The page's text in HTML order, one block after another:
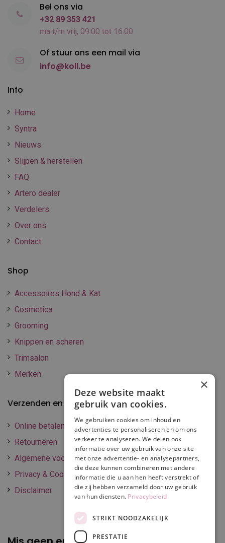
Info
Home
Syntra
Nieuws
Slijpen & herstellen
FAQ
Artero dealer
Verdelers
Over ons
Contact
Shop
Accessoires Hond & Kat
Cosmetica
Grooming
Knippen en scheren
Trimsalon
Merken
Verzenden en betalen
Online betalen
Retourneren
Algemene voorwaarden
Privacy & Cookie policy
Disclaimer
Bel ons via
+32 89 353 421
ma t/m vrij, 09:00 tot 16:00
Of stuur ons een mail via
info@koll.be
×
Deze website maakt
gebruik van cookies.
We gebruiken cookies om inhoud en
advertenties te personaliseren en om ons
verkeer te analyseren. We delen ook
informatie over uw gebruik van onze site
met onze advertentie- en analysepartners,
die deze kunnen combineren met andere
informatie die u aan hen heeft verstrekt of
die zij hebben verzameld door uw gebruik
van hun diensten. Privacybeleid
STRIKT NOODZAKELIJK
PRESTATIE